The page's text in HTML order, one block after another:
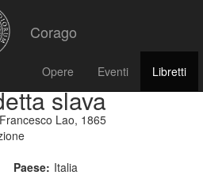
Corago
Opere Eventi Libretti
slava
Lao, 1865
Paese: Italia